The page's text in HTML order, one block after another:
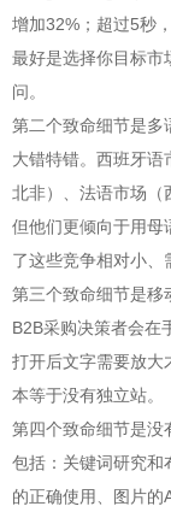
增加32%；超过5秒
最好是选择你目标市
问。
第二个致命细节是多
大错特错。西班牙语
北非）、法语市场
但他们更倾向于用母
了这些竞争相对小、
第三个致命细节是移
B2B采购决策者会在
打开后文字需要放
本等于没有独立站。
第四个致命细节是没
包括：关键词研究和
的正确使用、图片